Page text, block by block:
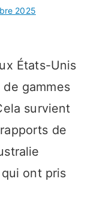
2025
États-Unis
de gammes
survient
de
ont pris